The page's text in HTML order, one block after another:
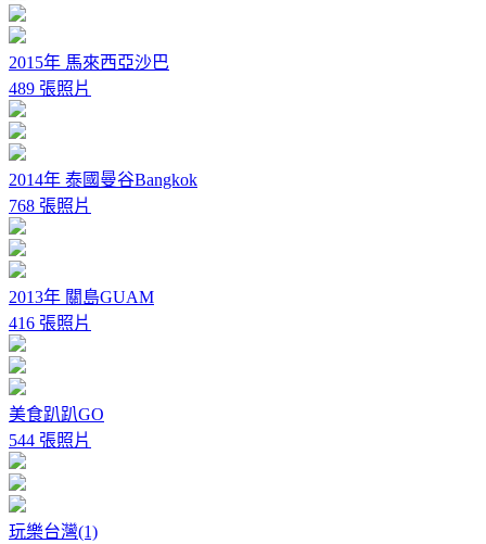
2015年 馬來西亞沙巴
489 張照片
2014年 泰國曼谷Bangkok
768 張照片
2013年 關島GUAM
416 張照片
美食趴趴GO
544 張照片
玩樂台灣(1)